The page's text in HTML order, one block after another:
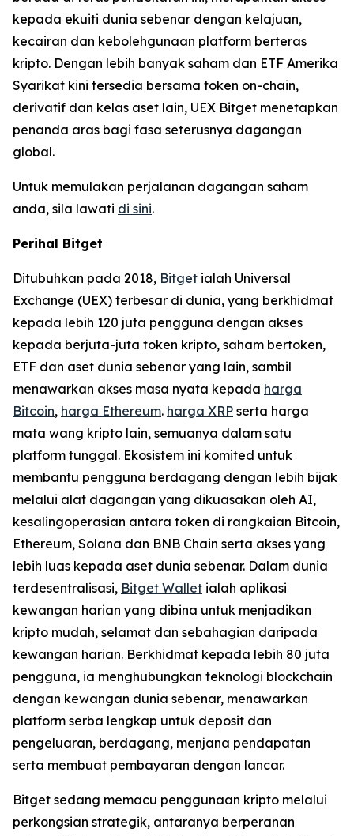
kepada ekuiti dunia sebenar dengan kelajuan,
kecairan dan kebolehgunaan platform berteras
kripto. Dengan lebih banyak saham dan ETF Amerika
Syarikat kini tersedia bersama token on-chain,
derivatif dan kelas aset lain, UEX Bitget menetapkan
penanda aras bagi fasa seterusnya dagangan
global.
Untuk memulakan perjalanan dagangan saham
anda, sila lawati di sini.
Perihal Bitget
Ditubuhkan pada 2018, Bitget ialah Universal
Exchange (UEX) terbesar di dunia, yang berkhidmat
kepada lebih 120 juta pengguna dengan akses
kepada berjuta-juta token kripto, saham bertoken,
ETF dan aset dunia sebenar yang lain, sambil
menawarkan akses masa nyata kepada harga
Bitcoin, harga Ethereum. harga XRP serta harga
mata wang kripto lain, semuanya dalam satu
platform tunggal. Ekosistem ini komited untuk
membantu pengguna berdagang dengan lebih bijak
melalui alat dagangan yang dikuasakan oleh AI,
kesalingoperasian antara token di rangkaian Bitcoin,
Ethereum, Solana dan BNB Chain serta akses yang
lebih luas kepada aset dunia sebenar. Dalam dunia
terdesentralisasi, Bitget Wallet ialah aplikasi
kewangan harian yang dibina untuk menjadikan
kripto mudah, selamat dan sebahagian daripada
kewangan harian. Berkhidmat kepada lebih 80 juta
pengguna, ia menghubungkan teknologi blockchain
dengan kewangan dunia sebenar, menawarkan
platform serba lengkap untuk deposit dan
pengeluaran, berdagang, menjana pendapatan
serta membuat pembayaran dengan lancar.
Bitget sedang memacu penggunaan kripto melalui
perkongsian strategik, antaranya berperanan